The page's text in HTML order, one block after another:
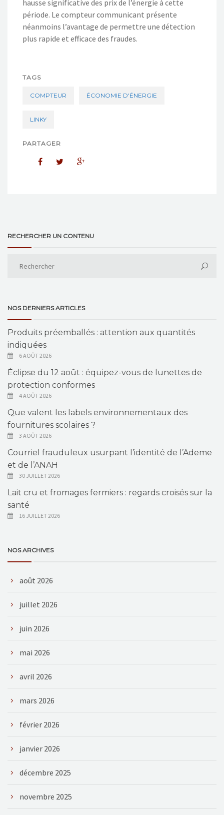
hausse significative des prix de l’énergie à cette
période. Le compteur communicant présente
néanmoins l’avantage de permettre une détection
plus rapide et efficace des fraudes.
TAGS
COMPTEUR ÉCONOMIE D'ÉNERGIE
LINKY
PARTAGER
RECHERCHER UN CONTENU
NOS DERNIERS ARTICLES
Produits préemballés : attention aux quantités
indiquées
6 AOÛT 2026
Éclipse du 12 août : équipez-vous de lunettes de
protection conformes
4 AOÛT 2026
Que valent les labels environnementaux des
fournitures scolaires ?
3 AOÛT 2026
Courriel frauduleux usurpant l’identité de l’Ademe
et de l’ANAH
30 JUILLET 2026
Lait cru et fromages fermiers : regards croisés sur la
santé
16 JUILLET 2026
NOS ARCHIVES
août 2026
juillet 2026
juin 2026
mai 2026
avril 2026
mars 2026
février 2026
janvier 2026
décembre 2025
novembre 2025